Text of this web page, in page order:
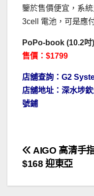
鑒於售價便宜，系
3cell 電池，可是應
PoPo-book (10.2吋)
售價：$1799
店舖查詢：G2
店舖地址：深水埗
號鋪
文
章
AIGO 高清手
$168 迎東亞